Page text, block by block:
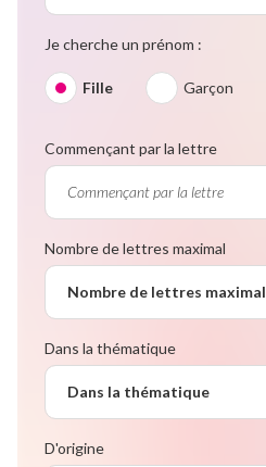
Je cherche un prénom :
Fille Garçon
Commençant par la lettre
Nombre de lettres maximal
Nombre de lettres maximal
Dans la thématique
Dans la thématique
D'origine